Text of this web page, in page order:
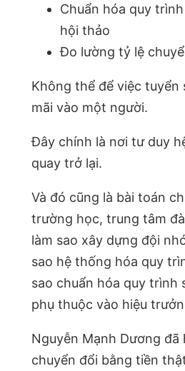
Chuẩn hóa quy
hội thảo
Đo lường tỷ lệ
Không thể để việc tuyển
mãi vào một người.
Đây chính là nơi tư duy
quay trở lại.
Và đó cũng là bài toán
trường học, trung tâm
làm sao xây dựng đội
sao hệ thống hóa quy
sao chuẩn hóa quy trình
phụ thuộc vào hiệu
Nguyễn Mạnh Dương đã
chuyển đổi bằng tiền